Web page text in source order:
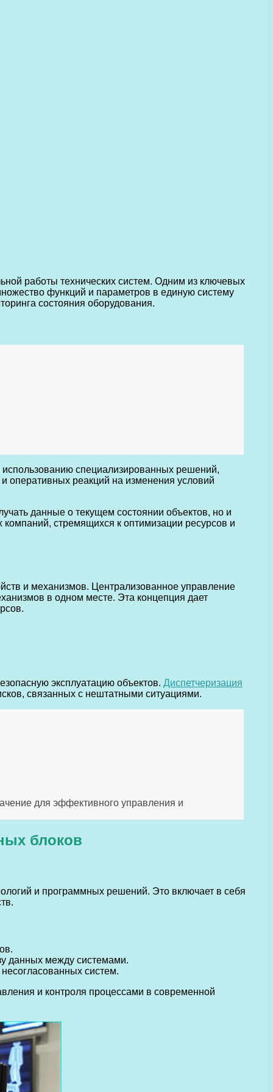
работы технических систем. Одним из ключевых
функций и параметров в единую систему
состояния оборудования.
использованию специализированных решений,
оперативных реакций на изменения условий
данные о текущем состоянии объектов, но и
стремящихся к оптимизации ресурсов и
и механизмов. Централизованное управление
в одном месте. Эта концепция дает
эксплуатацию объектов. Диспетчеризация
связанных с нештатными ситуациями.
для эффективного управления и
блоков
и программных решений. Это включает в себя
данных между системами.
систем.
и контроля процессами в современной